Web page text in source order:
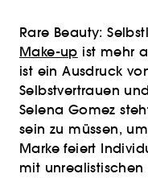
Rare Beauty:
Make-up ist mehr
ist ein Ausdruck
Selbstvertrauen
Selena Gomez
sein zu müssen,
Marke feiert
mit unrealistischen